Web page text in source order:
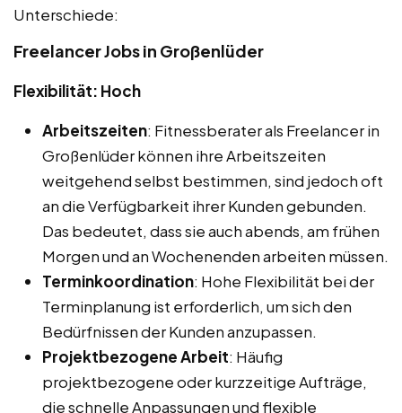
Unterschiede:
Freelancer Jobs in Großenlüder
Flexibilität: Hoch
Arbeitszeiten: Fitnessberater als Freelancer in
Großenlüder können ihre Arbeitszeiten
weitgehend selbst bestimmen, sind jedoch oft
an die Verfügbarkeit ihrer Kunden gebunden.
Das bedeutet, dass sie auch abends, am frühen
Morgen und an Wochenenden arbeiten müssen.
Terminkoordination: Hohe Flexibilität bei der
Terminplanung ist erforderlich, um sich den
Bedürfnissen der Kunden anzupassen.
Projektbezogene Arbeit: Häufig
projektbezogene oder kurzzeitige Aufträge,
die schnelle Anpassungen und flexible